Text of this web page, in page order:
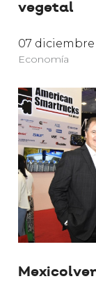
vegetal
07 diciembre
Economía